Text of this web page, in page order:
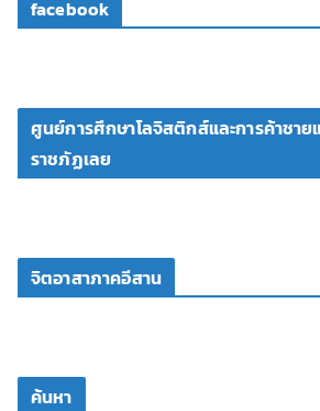
facebook
ศูนย์การศึกษาโลจิสติกส์และการค้าชา
ราชภัฏเลย
จิตอาสาภาคอีสาน
ค้นหา